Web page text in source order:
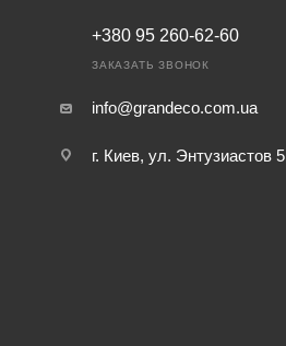
+380 95 260-62-60
ЗАКАЗАТЬ ЗВОНОК
info@grandeco.com.ua
г. Киев, ул. Энтузиастов 5